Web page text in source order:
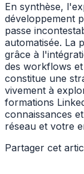
En synthèse,
développement
passe
automatisée. La
grâce à
des workflows
constitue une
vivement à
formations
connaissances
réseau et votre
Partager cet